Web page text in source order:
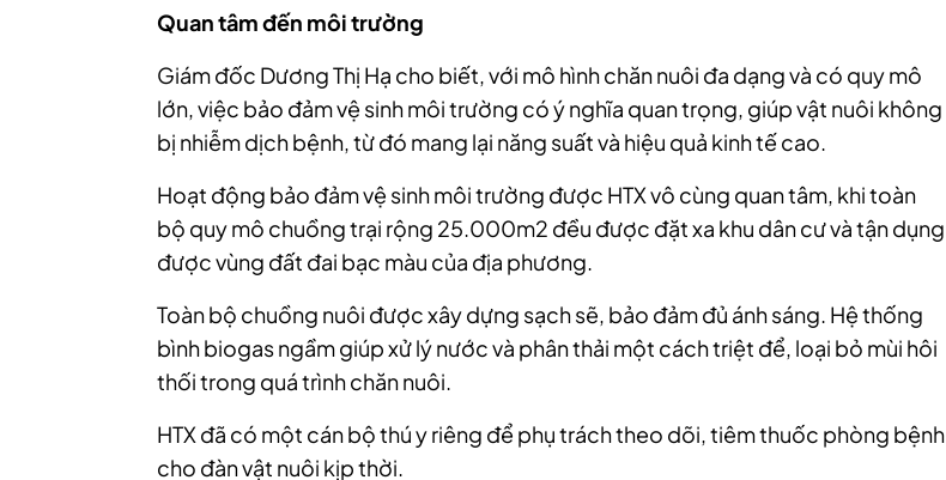
Quan tâm đến môi trường
Giám đốc Dương Thị Hạ cho biết, với mô hình chăn nuôi đa dạng và có quy mô
lớn, việc bảo đảm vệ sinh môi trường có ý nghĩa quan trọng, giúp vật nuôi không
bị nhiễm dịch bệnh, từ đó mang lại năng suất và hiệu quả kinh tế cao.
Hoạt động bảo đảm vệ sinh môi trường được HTX vô cùng quan tâm, khi toàn
bộ quy mô chuồng trại rộng 25.000m2 đều được đặt xa khu dân cư và tận dụng
được vùng đất đai bạc màu của địa phương.
Toàn bộ chuồng nuôi được xây dựng sạch sẽ, bảo đảm đủ ánh sáng. Hệ thống
bình biogas ngầm giúp xử lý nước và phân thải một cách triệt để, loại bỏ mùi hôi
thối trong quá trình chăn nuôi.
HTX đã có một cán bộ thú y riêng để phụ trách theo dõi, tiêm thuốc phòng bệnh
cho đàn vật nuôi kịp thời.